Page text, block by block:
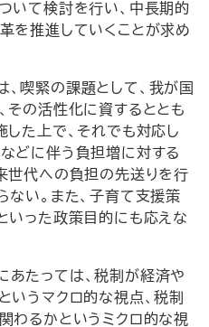
いて検討を行い、中長期的
を推進していくことが求め
喫緊の課題として、我が国
その活性化に資するととも
た上で、それでも対応し
どに伴う負担増に対する
世代への負担の先送りを行
ない。また、子育て支援策
いった政策目的にも応えな
あたっては、税制が経済や
うマクロ的な視点、税制
わるかというミクロ的な視